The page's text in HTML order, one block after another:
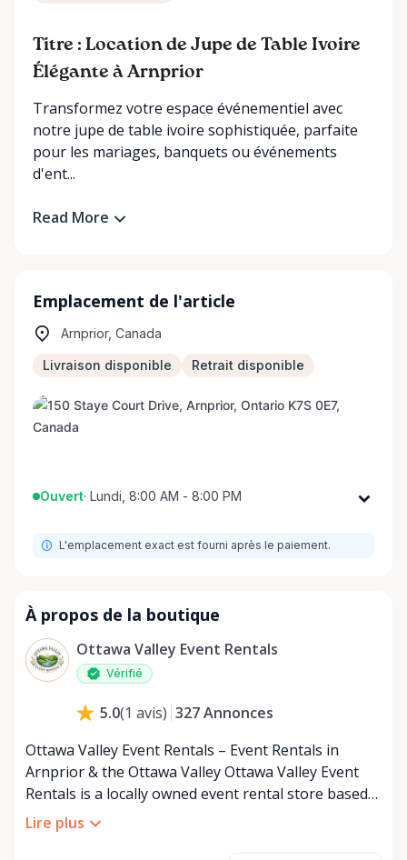
Titre : Location de Jupe de Table Ivoire
Élégante à Arnprior
Transformez votre espace événementiel avec
notre jupe de table ivoire sophistiquée, parfaite
pour les mariages, banquets ou événements
d'ent...
Read More
Emplacement de l'article
Arnprior, Canada
Livraison disponible Retrait disponible
Ouvert· Lundi, 8:00 AM - 8:00 PM
Mardi
8:00 AM - 8:00 PM
Samedi
8:00 AM - 8:00 PM
Dimanche
L'emplacement exact est fourni après le paiement.
À propos de la boutique
Ottawa Valley Event Rentals
Vérifié
5.0(1 avis) 327Annonces
Ottawa Valley Event Rentals – Event Rentals in
Arnprior & the Ottawa Valley Ottawa Valley Event
Rentals is a locally owned event rental store based
in Arnprior, Ontario, proudly serving the Ottawa
Valley and surrounding communities. We help make
Lire plus